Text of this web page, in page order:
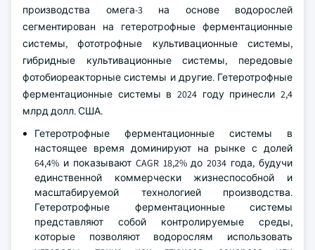
производства омега-3 на основе водорослей
сегментирован на гетеротрофные ферментационные
системы, фототрофные культивационные системы,
гибридные культивационные системы, передовые
фотобиореакторные системы и другие. Гетеротрофные
ферментационные системы в 2024 году принесли 2,4
млрд долл. США.
Гетеротрофные ферментационные системы в
настоящее время доминируют на рынке с долей
64,4% и показывают CAGR 18,2% до 2034 года, будучи
единственной коммерчески жизнеспособной и
масштабируемой технологией производства.
Гетеротрофные ферментационные системы
представляют собой контролируемые среды,
которые позволяют водорослям использовать